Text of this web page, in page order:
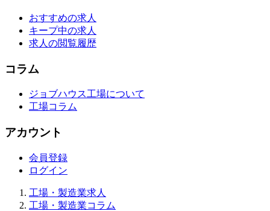
おすすめの求人
キープ中の求人
求人の閲覧履歴
コラム
ジョブハウス工場について
工場コラム
アカウント
会員登録
ログイン
工場・製造業求人
工場・製造業コラム